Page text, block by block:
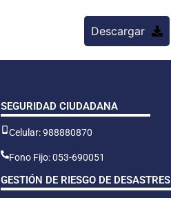
Descargar
SEGURIDAD CIUDADANA
Celular: 988880870
Fono Fijo: 053-690051
GESTIÓN DE RIESGO DE DESASTRES